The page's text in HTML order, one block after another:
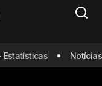
e aguarda Notícias -